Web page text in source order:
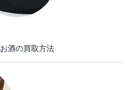
お酒の買取方法